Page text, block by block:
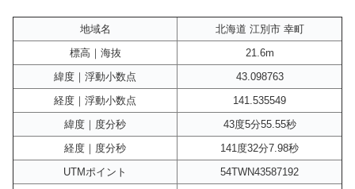
地域名
北海道 江別市 幸町
標高｜海抜
21.6m
緯度｜浮動小数点
43.098763
経度｜浮動小数点
141.535549
緯度｜度分秒
43度5分55.55秒
経度｜度分秒
141度32分7.98秒
UTMポイント
54TWN43587192